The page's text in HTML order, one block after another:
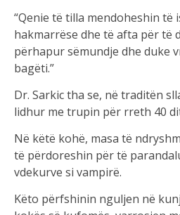
“Qenie të tilla mendoheshin të
hakmarrëse dhe të afta për të
përhapur sëmundje dhe duke
bagëti.”
Dr. Sarkic tha se, në traditën
lidhur me trupin për rreth 40
Në këtë kohë, masa të
të përdoreshin për të
vdekurve si vampirë.
Këto përfshinin nguljen në